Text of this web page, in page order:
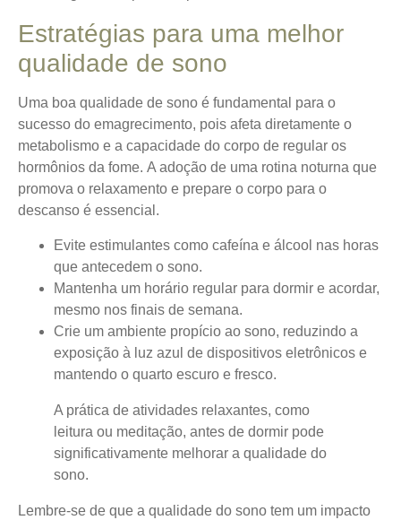
Estratégias para uma melhor
qualidade de sono
Uma boa qualidade de sono é fundamental para o
sucesso do emagrecimento, pois afeta diretamente o
metabolismo e a capacidade do corpo de regular os
hormônios da fome. A adoção de uma rotina noturna que
promova o relaxamento e prepare o corpo para o
descanso é essencial.
Evite estimulantes como cafeína e álcool nas horas
que antecedem o sono.
Mantenha um horário regular para dormir e acordar,
mesmo nos finais de semana.
Crie um ambiente propício ao sono, reduzindo a
exposição à luz azul de dispositivos eletrônicos e
mantendo o quarto escuro e fresco.
A prática de atividades relaxantes, como
leitura ou meditação, antes de dormir pode
significativamente melhorar a qualidade do
sono.
Lembre-se de que a qualidade do sono tem um impacto